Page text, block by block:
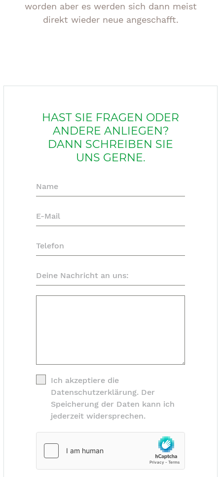
worden aber es werden sich dann meist
direkt wieder neue angeschafft.
HAST SIE FRAGEN ODER
ANDERE ANLIEGEN?
DANN SCHREIBEN SIE
UNS GERNE.
Ich akzeptiere die
Datenschutzerklärung. Der
Speicherung der Daten kann ich
jederzeit widersprechen.